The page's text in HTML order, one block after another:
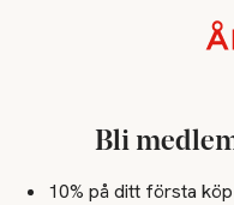
Bli
10% på ditt första